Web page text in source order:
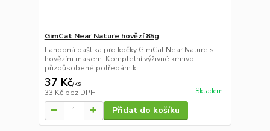
GimCat Near Nature hovězí 85g
Lahodná paštika pro kočky GimCat Near Nature s
hovězím masem. Kompletní výživné krmivo
přizpůsobené potřebám k...
37 Kč/ks
33 Kč bez DPH Skladem
Přidat do košíku